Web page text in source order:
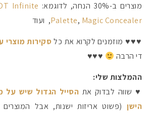
מוצרים ב-30% הנחה, לדוגמא:
Infinite
Palette, Magic Concealer
, ועוד
♥♥♥ מוזמנים לקרוא את כלסקירות מוצרי
די הרבה
♥
♥
♥
ההמלצות שלי:
♥ שווה לבדוק את
הישן (פשוט אריזות ישנות, אבל